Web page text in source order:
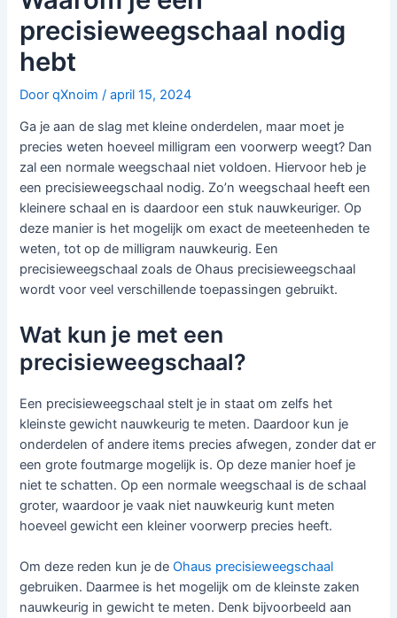
precisieweegschaal nodig
hebt
DoorqXnoim/april 15, 2024
Ga je aan de slag met kleine onderdelen, maar moet je
precies weten hoeveel milligram een voorwerp weegt? Dan
zal een normale weegschaal niet voldoen. Hiervoor heb je
een precisieweegschaal nodig. Zo’n weegschaal heeft een
kleinere schaal en is daardoor een stuk nauwkeuriger. Op
deze manier is het mogelijk om exact de meeteenheden te
weten, tot op de milligram nauwkeurig. Een
precisieweegschaal zoals de Ohaus precisieweegschaal
wordt voor veel verschillende toepassingen gebruikt.
Wat kun je met een
precisieweegschaal?
Een precisieweegschaal stelt je in staat om zelfs het
kleinste gewicht nauwkeurig te meten. Daardoor kun je
onderdelen of andere items precies afwegen, zonder dat er
een grote foutmarge mogelijk is. Op deze manier hoef je
niet te schatten. Op een normale weegschaal is de schaal
groter, waardoor je vaak niet nauwkeurig kunt meten
hoeveel gewicht een kleiner voorwerp precies heeft.
Om deze reden kun je deOhaus precisieweegschaal
gebruiken. Daarmee is het mogelijk om de kleinste zaken
nauwkeurig in gewicht te meten. Denk bijvoorbeeld aan